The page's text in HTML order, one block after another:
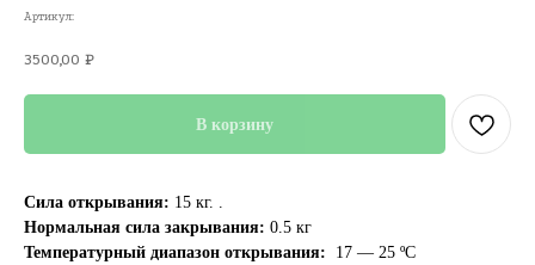
Артикул:
3500,00 ₽
В корзину
Сила открывания: 15 кг. .
Нормальная сила закрывания: 0.5 кг
Температурный диапазон открывания: 17 — 25 ºC